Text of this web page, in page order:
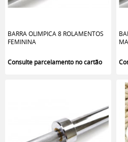
BARRA OLIMPICA 8 ROLAMENTOS
FEMININA